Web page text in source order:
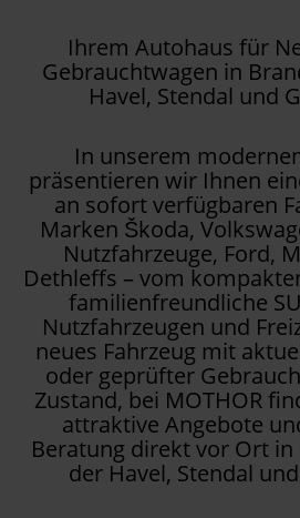
Ihrem Autohaus für
Gebrauchtwagen in
Havel, Stendal und
In unserem
präsentieren wir Ihnen
an sofort verfügbaren
Marken Škoda,
Nutzfahrzeuge, Ford,
Dethleffs – vom
familienfreundliche
Nutzfahrzeugen und
neues Fahrzeug mit
oder geprüfter
Zustand, bei MOTHOR
attraktive Angebote
Beratung direkt vor Ort
der Havel, Stendal